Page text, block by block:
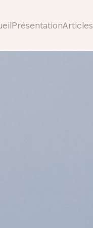
PrésentationArticles